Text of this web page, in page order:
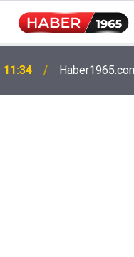
15:52
hesaplarda